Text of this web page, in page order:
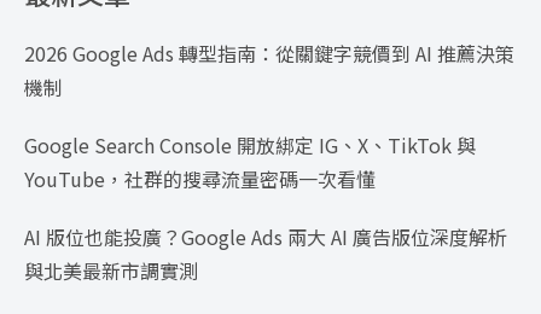
2026 Google Ads 轉型指南：從關鍵字競價到 AI 推薦決策
機制
Google Search Console 開放綁定 IG、X、TikTok 與
YouTube，社群的搜尋流量密碼一次看懂
AI 版位也能投廣？Google Ads 兩大 AI 廣告版位深度解析
與北美最新市調實測